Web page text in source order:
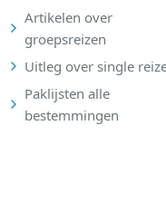
Artikelen over
groepsreizen
Uitleg over single
Paklijsten alle
bestemmingen